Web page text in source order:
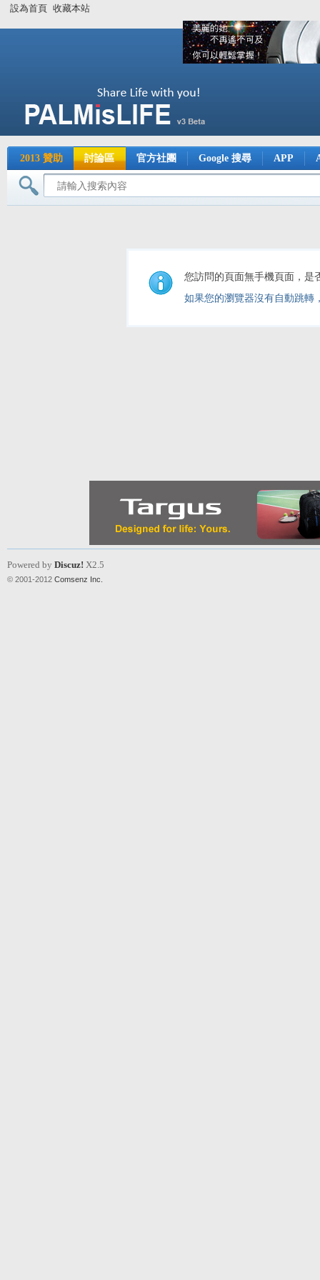
設為首頁 收藏本站
2013 贊助 討論區 官方社團 Google 搜尋 APP
您訪問的頁面無手機頁面，是
如果您的瀏覽器沒有自動跳轉
Powered by Discuz! X2.5
© 2001-2012 Comsenz Inc.